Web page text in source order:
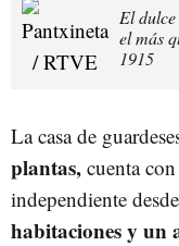
El
el más
1915
La casa de
plantas, cuenta
independiente
habitaciones y un